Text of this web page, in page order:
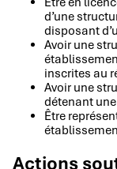
d’une
disposant
Avoir une
inscrites au
Avoir une
détenant
Être
Actions